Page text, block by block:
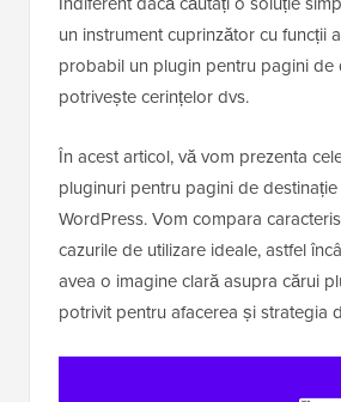
un instrument cuprinzător cu funcții
probabil un plugin pentru pagini de
potrivește cerințelor dvs.
În acest articol, vă vom prezenta
pluginuri pentru pagini de
WordPress. Vom compara
cazurile de utilizare ideale, astfel
avea o imagine clară asupra cărui
potrivit pentru afacerea și strategia